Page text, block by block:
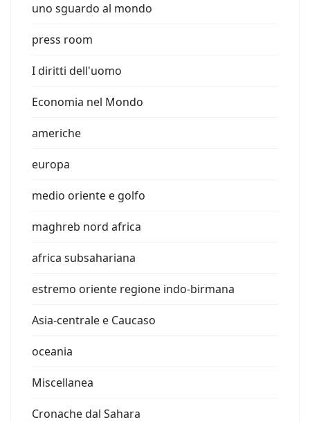
uno sguardo al mondo
press room
I diritti dell'uomo
Economia nel Mondo
americhe
europa
medio oriente e golfo
maghreb nord africa
africa subsahariana
estremo oriente regione indo-birmana
Asia-centrale e Caucaso
oceania
Miscellanea
Cronache dal Sahara